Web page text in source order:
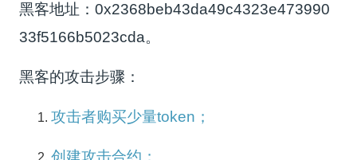
黑客地址：0x2368beb43da49c4323e473990
33f5166b5023cda。
黑客的攻击步骤：
攻击者购买少量token；